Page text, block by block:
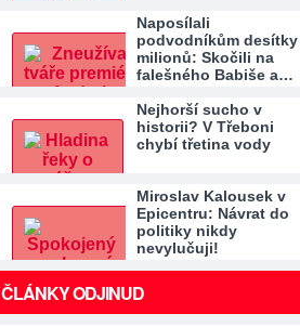
Naposílali
podvodníkům desítky
milionů: Skočili na
falešného Babiše a…
Nejhorší sucho v
historii? V Třeboni
chybí třetina vody
Miroslav Kalousek v
Epicentru: Návrat do
politiky nikdy
nevylučuji!
ČLÁNKY ODJINUD